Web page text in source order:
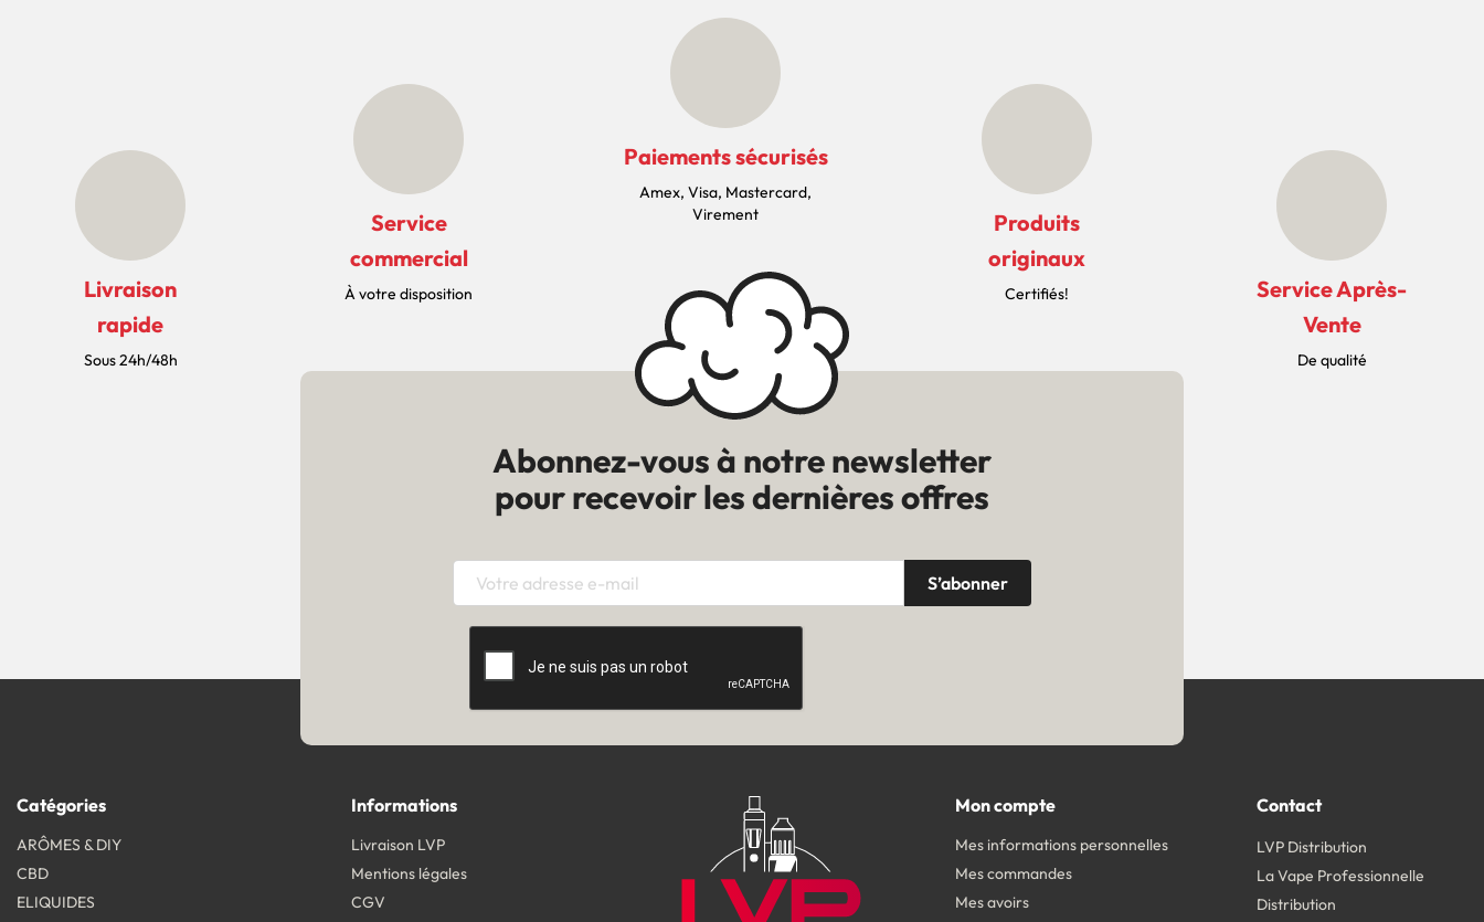
Livraison
rapide
Sous 24h/48h
Service
commercial
À votre disposition
Paiements sécurisés
Amex, Visa, Mastercard,
Virement
Produits
originaux
Certifiés!
Service Après-
Vente
De qualité
Abonnez-vous à notre newsletter
pour recevoir les dernières offres
Catégories
ARÔMES & DIY
CBD
ELIQUIDES
Informations
Livraison LVP
Mentions légales
CGV
Mon compte
Mes informations personnelles
Mes commandes
Mes avoirs
Contact
LVP Distribution
La Vape Professionnelle
Distribution